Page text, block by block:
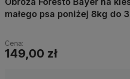
małego psa poniżej 8kg do
Cena:
149,00 zł